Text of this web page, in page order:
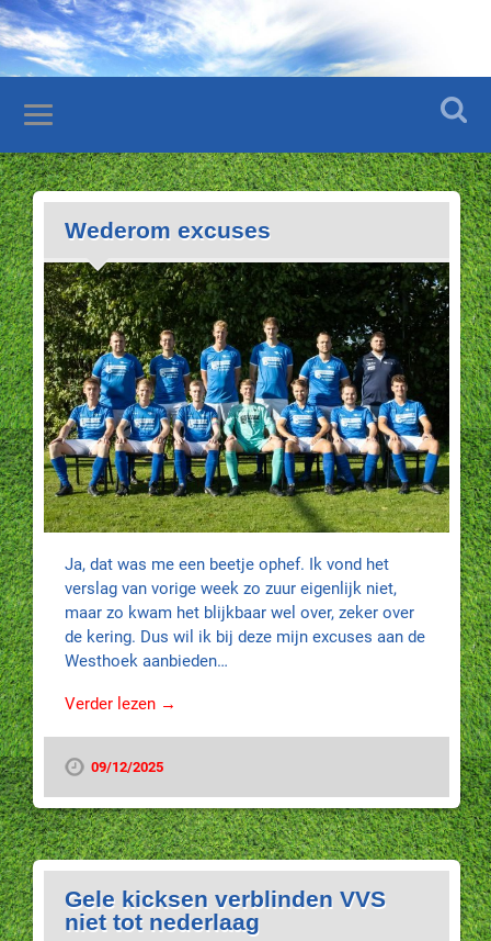
Wederom excuses
Ja, dat was me een beetje ophef. Ik vond het
verslag van vorige week zo zuur eigenlijk niet,
maar zo kwam het blijkbaar wel over, zeker over
de kering. Dus wil ik bij deze mijn excuses aan de
Westhoek aanbieden…
Verder lezen →
09/12/2025
Gele kicksen verblinden VVS
niet tot nederlaag